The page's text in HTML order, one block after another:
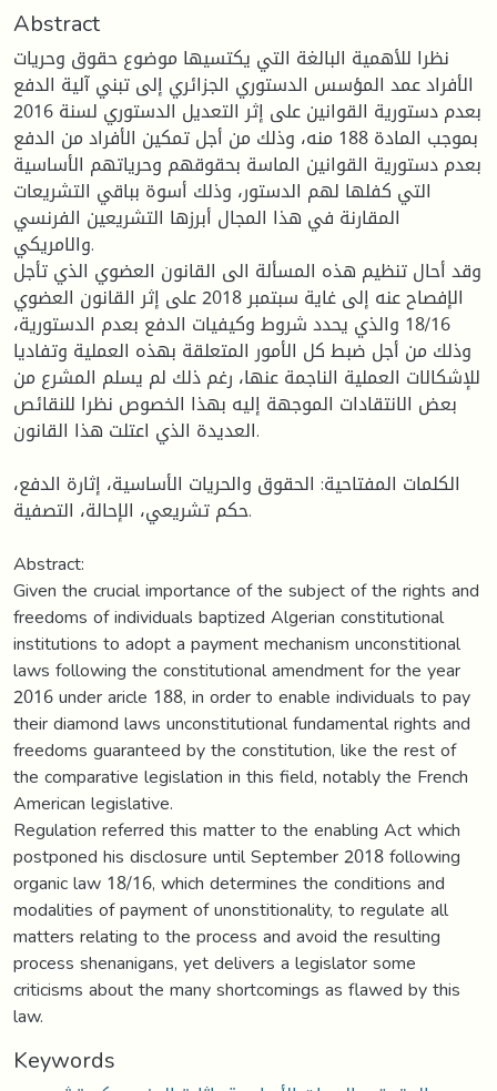
Abstract
نظرا للأهمية البالغة التي يكتسيها موضوع حقوق وحريات
الأفراد عمد المؤسس الدستوري الجزائري إلى تبني آلية الدفع
بعدم دستورية القوانين على إثر التعديل الدستوري لسنة 2016
بموجب المادة 188 منه، وذلك من أجل تمكين الأفراد من الدفع
بعدم دستورية القوانين الماسة بحقوقهم وحرياتهم الأساسية
التي كفلها لهم الدستور، وذلك أسوة بباقي التشريعات
المقارنة في هذا المجال أبرزها التشريعين الفرنسي
والامريكي.
وقد أحال تنظيم هذه المسألة الى القانون العضوي الذي تأجل
الإفصاح عنه إلى غاية سبتمبر 2018 على إثر القانون العضوي
18/16 والذي يحدد شروط وكيفيات الدفع بعدم الدستورية،
وذلك من أجل ضبط كل الأمور المتعلقة بهذه العملية وتفاديا
للإشكالات العملية الناجمة عنها، رغم ذلك لم يسلم المشرع من
بعض الانتقادات الموجهة إليه بهذا الخصوص نظرا للنقائص
العديدة الذي اعتلت هذا القانون.
الكلمات المفتاحية: الحقوق والحريات الأساسية، إثارة الدفع،
حكم تشريعي، الإحالة، التصفية.
Abstract:
Given the crucial importance of the subject of the rights and
freedoms of individuals baptized Algerian constitutional
institutions to adopt a payment mechanism unconstitional
laws following the constitutional amendment for the year
2016 under aricle 188, in order to enable individuals to pay
their diamond laws unconstitutional fundamental rights and
freedoms guaranteed by the constitution, like the rest of
the comparative legislation in this field, notably the French
American legislative.
Regulation referred this matter to the enabling Act which
postponed his disclosure until September 2018 following
organic law 18/16, which determines the conditions and
modalities of payment of unonstitionality, to regulate all
matters relating to the process and avoid the resulting
process shenanigans, yet delivers a legislator some
criticisms about the many shortcomings as flawed by this
law.
Keywords